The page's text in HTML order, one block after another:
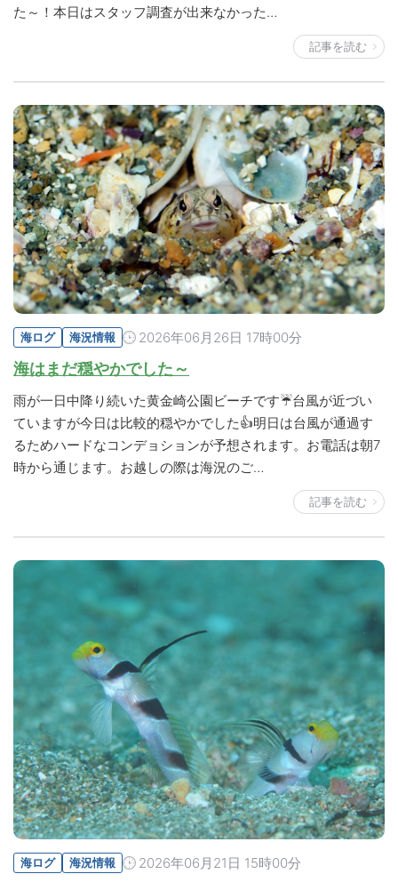
た～！本日はスタッフ調査が出来なかった…
記事を読む
海ログ 海況情報 2026年06月26日 17時00分
海はまだ穏やかでした～
雨が一日中降り続いた黄金崎公園ビーチです☔台風が近づい
ていますが今日は比較的穏やかでした👍明日は台風が通過す
るためハードなコンデョションが予想されます。お電話は朝7
時から通じます。お越しの際は海況のご…
記事を読む
海ログ 海況情報 2026年06月21日 15時00分